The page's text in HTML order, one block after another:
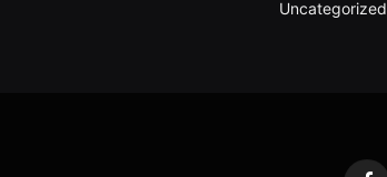
Uncategorized